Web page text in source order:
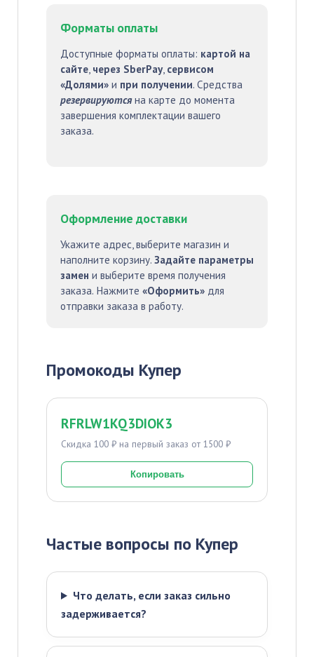
Форматы оплаты
Доступные форматы оплаты: картой на
сайте, через SberPay, сервисом
«Долями» и при получении. Средства
резервируютсяна карте до момента
завершения комплектации вашего
заказа.
Оформление доставки
Укажите адрес, выберите магазин и
наполните корзину. Задайте параметры
замен и выберите время получения
заказа. Нажмите «Оформить» для
отправки заказа в работу.
Промокоды Купер
RFRLW1KQ3DIOK3
Скидка 100 ₽ на первый заказ от 1500 ₽
Копировать
Частые вопросы по Купер
Что делать, если заказ сильно
задерживается?